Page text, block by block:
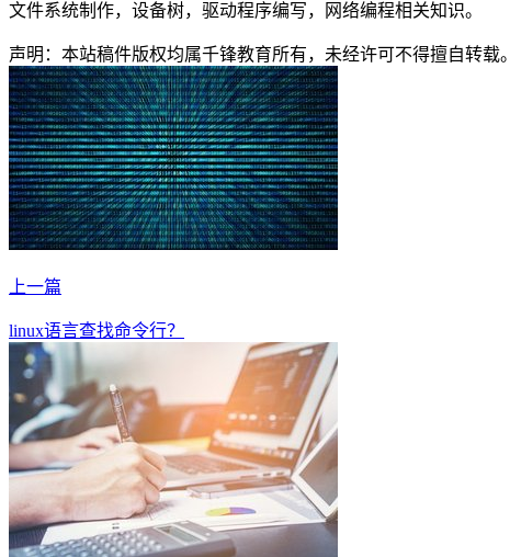
文件系统制作，设备树，驱动程序编写，网络编程相关知识。
声明：本站稿件版权均属千锋教育所有，未经许可不得擅自转载。
上一篇
linux语言查找命令行？